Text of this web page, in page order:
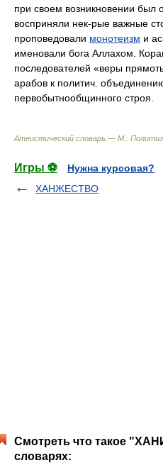
при своем возникновении
восприняли нек-рые важные
проповедовали монотеизм и
именовали бога Аллахом.
последователей «веры
арабов к политич.
первобытнообщинного строя.
Атеистический словарь.— М.:
Игры ⚽
Нужна курсовая?
ХАНЖЕСТВО
Смотреть что такое
словарях: